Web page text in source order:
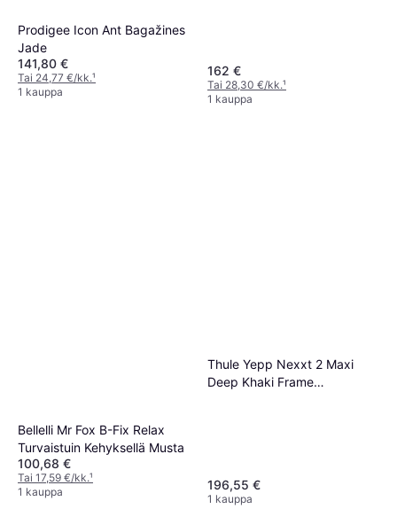
Prodigee Icon Ant Bagažines
Jade
141,80 €
Tai 24,77 €/kk.¹
1 kauppa
162 €
Tai 28,30 €/kk.¹
1 kauppa
Bellelli Mr Fox B-Fix Relax
Turvaistuin Kehyksellä Musta
100,68 €
Tai 17,59 €/kk.¹
1 kauppa
Thule Yepp Nexxt 2 Maxi
Deep Khaki Frame
196,55 €
1 kauppa